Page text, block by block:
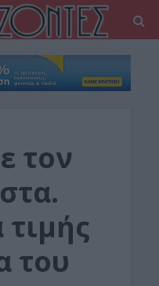
τον
τιμής
του